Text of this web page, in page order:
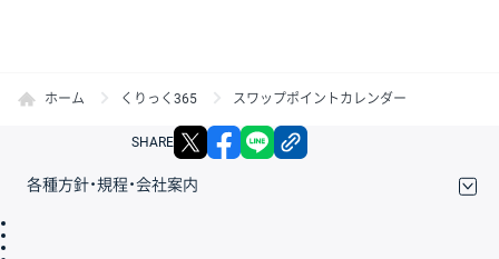
ホーム くりっく365 スワップポイントカレンダー
SHARE X facebook
各種方針・規程・会社案内